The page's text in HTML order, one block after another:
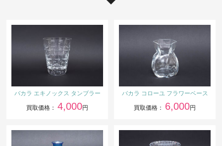
バカラ エキノックス タンブラー
買取価格： 4,000円
バカラ コローユ フラワーベース
買取価格： 6,000円